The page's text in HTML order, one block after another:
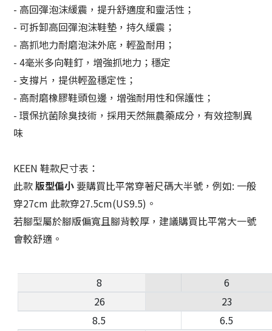
- 高回彈泡沫緩震，提升舒適度和靈活性；
- 可拆卸高回彈泡沫鞋墊，持久緩震；
- 高抓地力耐磨泡沫外底，輕盈耐用；
- 4毫米多向鞋釘，增強抓地力；穩定
- 支撐片，提供輕盈穩定性；
- 高耐磨橡膠鞋頭包邊，增強耐用性和保護性；
- 環保抗菌除臭技術，採用天然無農藥成分，有效控制異
味
KEEN 鞋款尺寸表：
此款版型偏小要購買比平常穿著尺碼大半號，例如: 一般
穿27cm 此款穿27.5cm(US9.5)。
若腳型屬於腳版偏寬且腳背較厚，建議購買比平常大一號
會較舒適。
8
26
8.5
6
23
6.5